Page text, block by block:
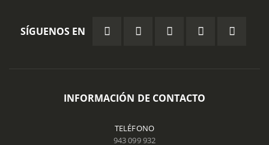
SÍGUENOS EN
INFORMACIÓN DE CONTACTO
TELÉFONO
943 099 932